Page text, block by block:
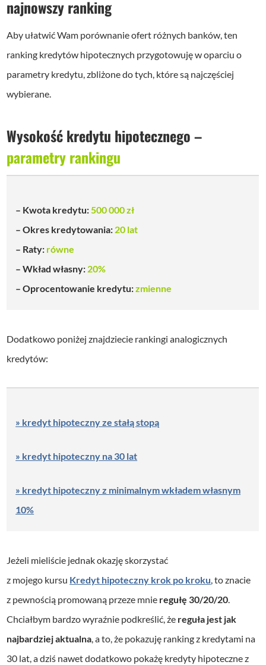
najnowszy ranking
Aby ułatwić Wam porównanie ofert różnych banków, ten
ranking kredytów hipotecznych przygotowuję w oparciu o
parametry kredytu, zbliżone do tych, które są najczęściej
wybierane.
Wysokość kredytu hipotecznego –
parametry rankingu
– Kwota kredytu:500 000 zł
– Okres kredytowania: 20 lat
– Raty: równe
– Wkład własny: 20%
– Oprocentowanie kredytu:zmienne
Dodatkowo poniżej znajdziecie rankingi analogicznych
kredytów:
» kredyt hipoteczny ze stałą stopą
» kredyt hipoteczny na 30 lat
» kredyt hipoteczny z minimalnym wkładem własnym
10%
Jeżeli mieliście jednak okazję skorzystać
z mojego kursu Kredyt hipoteczny krok po kroku, to znacie
z pewnością promowaną przeze mnie regułę 30/20/20.
Chciałbym bardzo wyraźnie podkreślić, że reguła jest jak
najbardziej aktualna, a to, że pokazuję ranking z kredytami na
30 lat, a dziś nawet dodatkowo pokażę kredyty hipoteczne z